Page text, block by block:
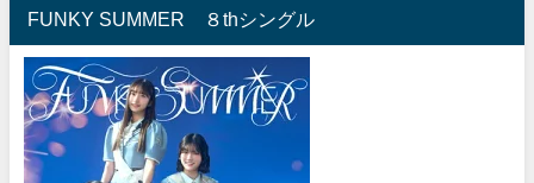
FUNKY SUMMER ８thシングル